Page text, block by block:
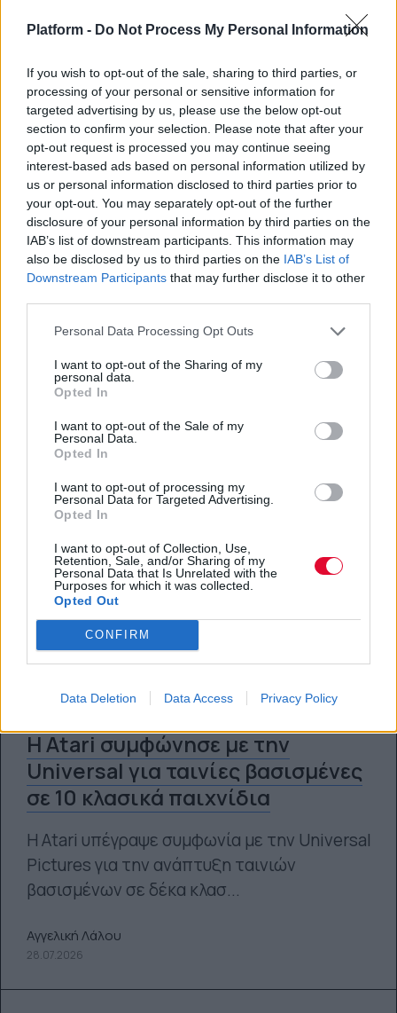
Platform - Do Not Process My Personal Information
If you wish to opt-out of the sale, sharing to third parties, or
processing of your personal or sensitive information for
targeted advertising by us, please use the below opt-out
section to confirm your selection. Please note that after your
opt-out request is processed you may continue seeing
interest-based ads based on personal information utilized by
us or personal information disclosed to third parties prior to
your opt-out. You may separately opt-out of the further
disclosure of your personal information by third parties on the
IAB’s list of downstream participants. This information may
also be disclosed by us to third parties on the IAB’s List of
Downstream Participants that may further disclose it to other
Personal Data Processing Opt Outs
I want to opt-out of the Sharing of my
personal data.
Opted In
I want to opt-out of the Sale of my
Personal Data.
Opted In
I want to opt-out of processing my
Personal Data for Targeted Advertising.
Opted In
I want to opt-out of Collection, Use,
Retention, Sale, and/or Sharing of my
Personal Data that Is Unrelated with the
Purposes for which it was collected.
Opted Out
CONFIRM
Data Deletion Data Access Privacy Policy
Stay Awake: Μόλις είδαμε την πιο
αφυπνιστική καμπάνια κατά της
ομοφοβίας
Στην ομοφοβία, στην τρανσφοβία, στη
μισαλλοδοξία, συνεχίζουμε να μην κλείνουμε
Αγγελική Λάλου
Η Atari συμφώνησε με την
Universal για ταινίες βασισμένες
σε 10 κλασικά παιχνίδια
Η Atari υπέγραψε συμφωνία με την Universal
Pictures για την ανάπτυξη ταινιών
βασισμένων σε δέκα κλασ...
Αγγελική Λάλου
28.07.2026